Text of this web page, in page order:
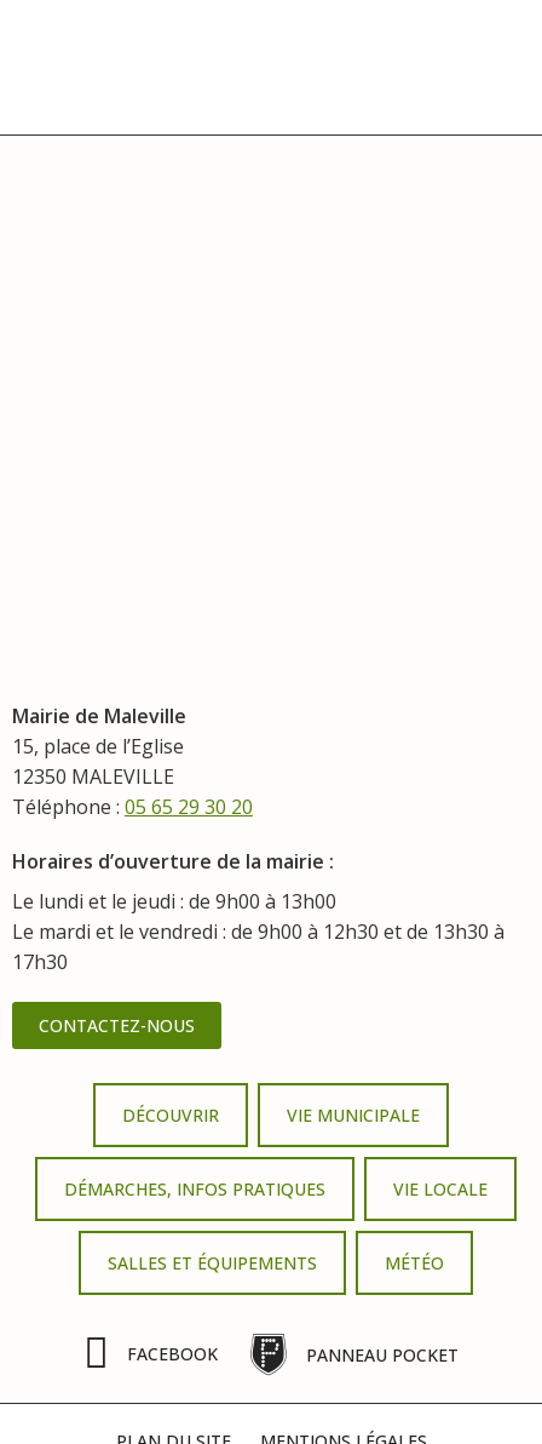
Mairie de Maleville
15, place de l’Eglise
12350 MALEVILLE
Téléphone : 05 65 29 30 20
Horaires d’ouverture de la mairie :
Le lundi et le jeudi : de 9h00 à 13h00
Le mardi et le vendredi : de 9h00 à 12h30 et de 13h30 à
17h30
CONTACTEZ-NOUS
DÉCOUVRIR VIE MUNICIPALE
DÉMARCHES, INFOS PRATIQUES VIE LOCALE
SALLES ET ÉQUIPEMENTS MÉTÉO
FACEBOOK PANNEAU POCKET